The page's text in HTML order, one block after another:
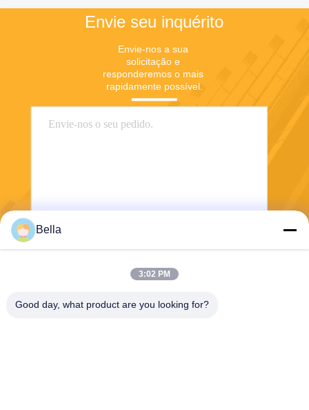
Envie seu inquérito
Envie-nos a sua
solicitação e
responderemos o mais
rapidamente possível.
Enviar
Bella
3:02 PM
Good day, what product are you looking for?